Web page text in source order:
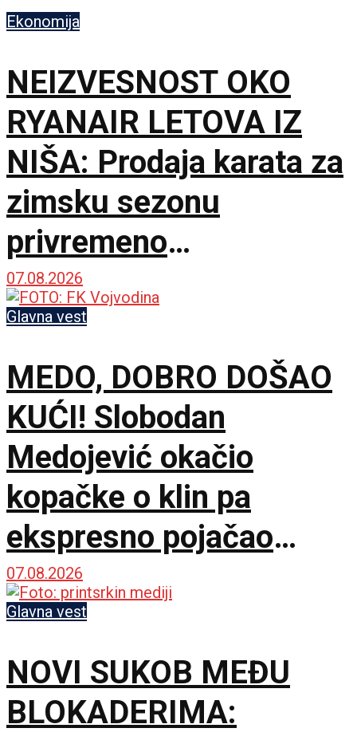
Ekonomija
NEIZVESNOST OKO
RYANAIR LETOVA IZ
NIŠA: Prodaja karata za
zimsku sezonu
privremeno
obustavljena
07.08.2026
Glavna vest
MEDO, DOBRO DOŠAO
KUĆI! Slobodan
Medojević okačio
kopačke o klin pa
ekspresno pojačao
stručni štab Vojvodine!
07.08.2026
Glavna vest
NOVI SUKOB MEĐU
BLOKADERIMA: